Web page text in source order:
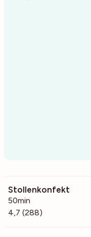
Stollenkonfekt
50min
4,7 (288)